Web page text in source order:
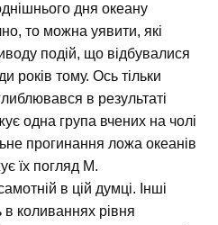
дня океану
то можна уявити, які
подій, що відбувалися
років тому. Ось тільки
в результаті
одна група вчених на чолі
прогинання ложа океанів
їх погляд М.
в цій думці. Інші
в коливаннях рівня